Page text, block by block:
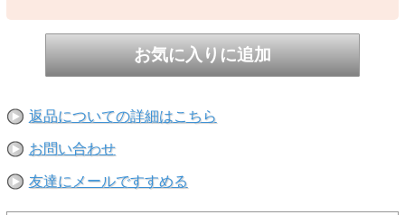
※撮影時の環境やご使用のPCモニター等の環境により実際の色味と
※当店取扱い商品は一部店頭在庫と共有をしております。
ご注文時に「在庫あり」の表示でも、実際は売り違いにより欠品が発
生し、やむをえずご注文をキャンセルさせていただく場合がございま
返品についての詳細はこちら
お問い合わせ
友達にメールですすめる